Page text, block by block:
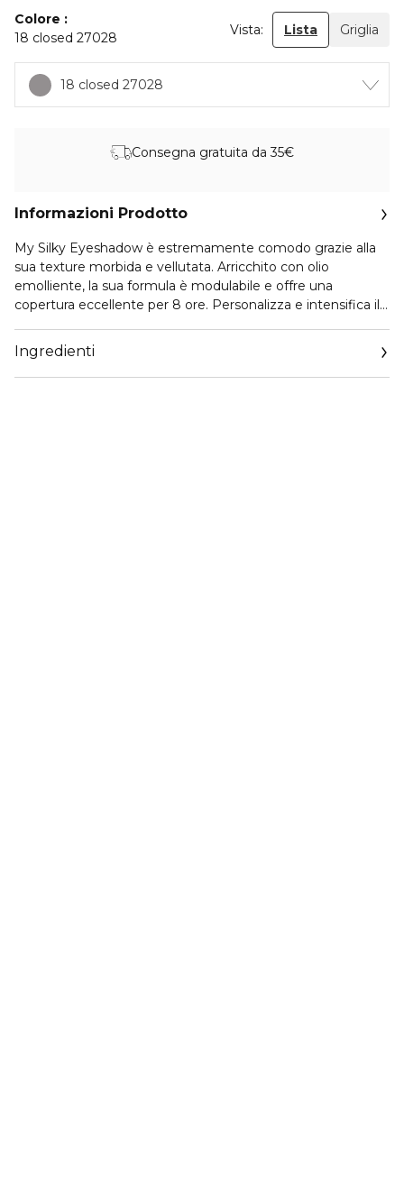
Colore
18 closed 27028
Vista: Lista Griglia
18 closed 27028
Consegna gratuita da 35€
Informazioni Prodotto
My Silky Eyeshadow è estremamente comodo grazie alla
sua texture morbida e vellutata. Arricchito con olio
emolliente, la sua formula è modulabile e offre una
copertura eccellente per 8 ore. Personalizza e intensifica il
Vai su https://www.marionnaud.it/etichetta-ambientale
scopri come smaltire in modo sostenibile il packaging del
Ingredienti